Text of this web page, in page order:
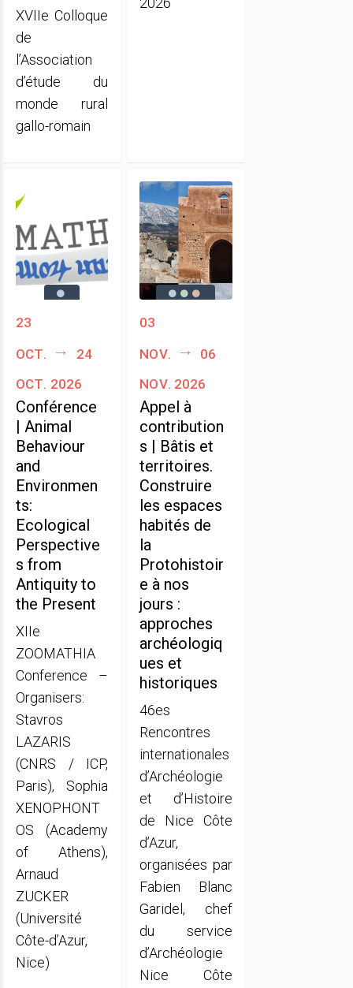
XVIIe Colloque
de
l’Association
d’étude du
monde rural
gallo-romain
23
oct.
24
oct. 2026
Conférence
| Animal
Behaviour
and
Environmen
ts:
Ecological
Perspective
s from
Antiquity to
the Present
XIIe
ZOOMATHIA
Conference –
Organisers:
Stavros
LAZARIS
(CNRS / ICP,
Paris), Sophia
XENOPHONT
OS (Academy
of Athens),
Arnaud
ZUCKER
(Université
Côte-d’Azur,
Nice)
03
nov.
06
nov. 2026
Appel à
contribution
s | Bâtis et
territoires.
Construire
les espaces
habités de
la
Protohistoir
e à nos
jours :
approches
archéologiq
ues et
historiques
46es
Rencontres
internationales
d’Archéologie
et d’Histoire
de Nice Côte
d’Azur,
organisées par
Fabien Blanc
Garidel, chef
du service
d’Archéologie
Nice Côte